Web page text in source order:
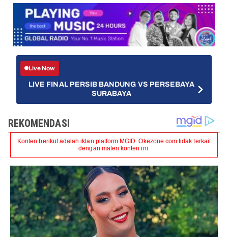
Live Now
LIVE FINAL PERSIB BANDUNG VS PERSEBAYA
SURABAYA